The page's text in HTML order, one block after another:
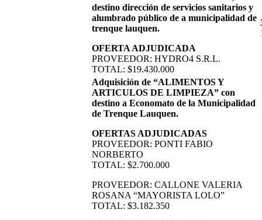
destino dirección de servicios sanitarios y
alumbrado público de a municipalidad de
trenque lauquen.
OFERTA ADJUDICADA
PROVEEDOR: HYDRO4 S.R.L.
TOTAL: $19.430.000
Adquisición de “ALIMENTOS Y
ARTICULOS DE LIMPIEZA” con
destino a Economato de la Municipalidad
de Trenque Lauquen.
OFERTAS ADJUDICADAS
PROVEEDOR: PONTI FABIO
NORBERTO
TOTAL: $2.700.000
PROVEEDOR: CALLONE VALERIA
ROSANA “MAYORISTA LOLO”
TOTAL: $3.182.350